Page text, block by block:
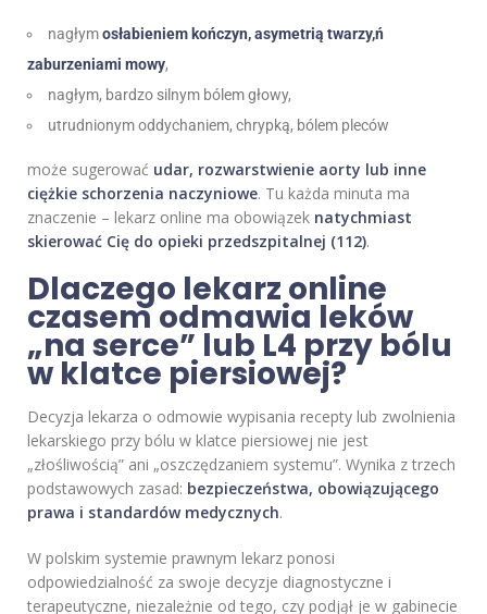
nagłymosłabieniem kończyn, asymetrią twarzy,ń
zaburzeniami mowy,
nagłym, bardzo silnym bólem głowy,
utrudnionym oddychaniem, chrypką, bólem pleców
może sugerować udar, rozwarstwienie aorty lub inne
ciężkie schorzenia naczyniowe. Tu każda minuta ma
znaczenie – lekarz online ma obowiązek natychmiast
skierować Cię do opieki przedszpitalnej (112).
Dlaczego lekarz online
czasem odmawia leków
„na serce” lub L4 przy bólu
w klatce piersiowej?
Decyzja lekarza o odmowie wypisania recepty lub zwolnienia
lekarskiego przy bólu w klatce piersiowej nie jest
„złośliwością” ani „oszczędzaniem systemu”. Wynika z trzech
podstawowych zasad: bezpieczeństwa, obowiązującego
prawa i standardów medycznych.
W polskim systemie prawnym lekarz ponosi
odpowiedzialność za swoje decyzje diagnostyczne i
terapeutyczne, niezależnie od tego, czy podjął je w gabinecie